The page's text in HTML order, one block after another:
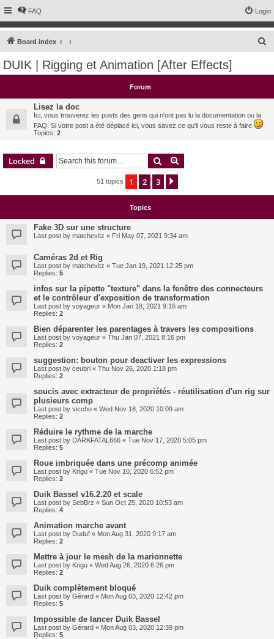
FAQ Login
Board index
c
DUIK | Rigging et Animation [After Effects]
Forum
Lisez la doc
Ici, vous trouverez les posts des gens qui n'ont pas lu la documentation ou la
FAQ. Si votre post a été déplacé ici, vous savez ce qu'il vous reste à faire
Topics: 2
Locked Search
51 topics 1 2 3
Topics
Fake 3D sur une structure
Last post by matchevitz « Fri May 07, 2021 9:34 am
Caméras 2d et Rig
Last post by matchevitz « Tue Jan 19, 2021 12:25 pm
Replies: 5
infos sur la pipette "texture" dans la fenêtre des connecteurs
et le contrôleur d'exposition de transformation
Last post by voyageur « Mon Jan 18, 2021 9:16 am
Replies: 2
Bien déparenter les parentages à travers les compositions
Last post by voyageur « Thu Jan 07, 2021 8:16 pm
Replies: 2
suggestion: bouton pour deactiver les expressions
Last post by ceubri « Thu Nov 26, 2020 1:18 pm
Replies: 2
soucis avec extracteur de propriétés - réutilisation d'un rig sur
plusieurs comp
Last post by viccho « Wed Nov 18, 2020 10:09 am
Replies: 2
Réduire le rythme de la marche
Last post by DARKFATAL666 « Tue Nov 17, 2020 5:05 pm
Replies: 5
Roue imbriquée dans une précomp animée
Last post by Krigu « Tue Nov 10, 2020 6:52 pm
Replies: 2
Duik Bassel v16.2.20 et scale
Last post by SebBrz « Sun Oct 25, 2020 10:53 am
Replies: 4
Animation marche avant
Last post by Duduf « Mon Aug 31, 2020 9:17 am
Replies: 2
Mettre à jour le mesh de la marionnette
Last post by Krigu « Wed Aug 26, 2020 6:26 pm
Replies: 2
Duik complètement bloqué
Last post by Gérard « Mon Aug 03, 2020 12:42 pm
Replies: 5
Impossible de lancer Duik Bassel
Last post by Gérard « Mon Aug 03, 2020 12:39 pm
Replies: 5